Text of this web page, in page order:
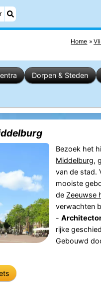
Home
Dorpen & Steden
Bezoek het
Middelburg,
van de stad.
mooiste
de Zeeuwse
verwachten
-
rijke
Gebouwd